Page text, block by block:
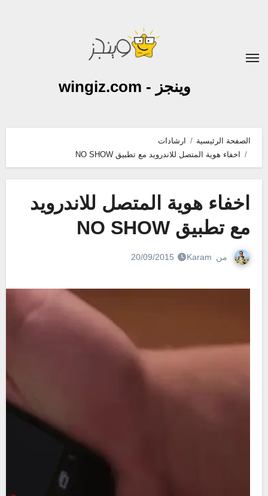
وينجز - wingiz.com
الصفحة الرئيسية
ارشادات
اخفاء هوية المتصل للاندرويد مع تطبيق NO SHOW
اخفاء هوية المتصل للاندرويد
مع تطبيق NO SHOW
من Karam
20/09/2015